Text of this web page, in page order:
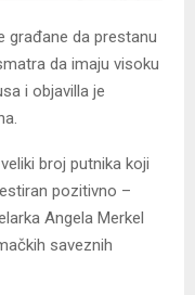
građane da prestanu
da imaju visoku
i objavilla je
broj putnika koji
pozitivno –
Angela Merkel
saveznih